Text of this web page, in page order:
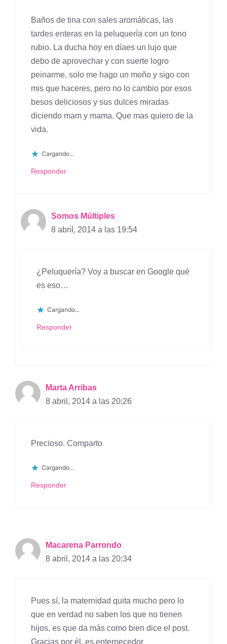
Baños de tina con sales aromáticas, las
tardes enteras en la peluquería con un tono
rubio. La ducha hoy en díaes un lujo que
debo de aprovechar y con suerte logro
peinarme, solo me hago un moño y sigo con
mis que haceres, pero no lo cambio por esos
besos deliciosos y sus dulces miradas
diciendo mam y mama. Que mas quiero de la
vida.
Cargando...
Responder
Somos Múltiples
8 abril, 2014 a las 19:54
¿Peluquería? Voy a buscar en Google qué
es eso…
Cargando...
Responder
Marta Arribas
8 abril, 2014 a las 20:26
Precioso. Comparto
Cargando...
Responder
Macarena Parrondo
8 abril, 2014 a las 20:34
Pues sí, la maternidad quita mucho pero lo
que en verdad no saben los que no tienen
hijos, es que da más como bien dice el post.
Gracias por él, es enternecedor